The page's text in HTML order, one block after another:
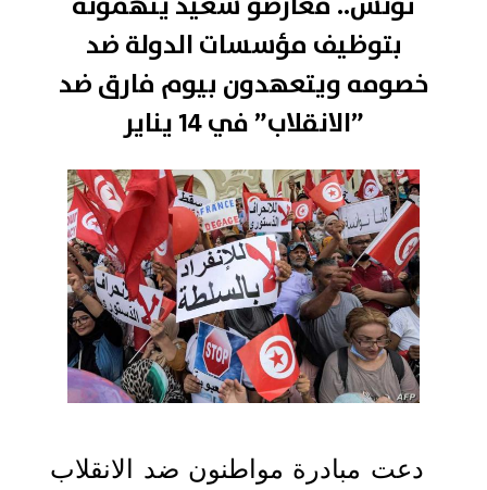
بتوظيف مؤسسات الدولة ضد
خصومه ويتعهدون بيوم فارق ضد
”الانقلاب” في 14 يناير
دعت مبادرة مواطنون ضد الانقلاب